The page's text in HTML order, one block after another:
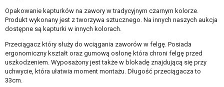
Opakowanie kapturków na zawory w tradycyjnym czarnym kolorze.
Produkt wykonany jest z tworzywa sztucznego. Na innych naszych aukcja
dostępne są kapturki w innych kolorach.
Przeciągacz który służy do wciągania zaworów w felgę. Posiada
ergonomiczny kształt oraz gumową osłonę która chroni felgę przed
uszkodzeniem. Wyposażony jest także w blokadę znajdującą się przy
uchwycie, która ułatwia moment montażu. Długość przeciągacza to
33cm.